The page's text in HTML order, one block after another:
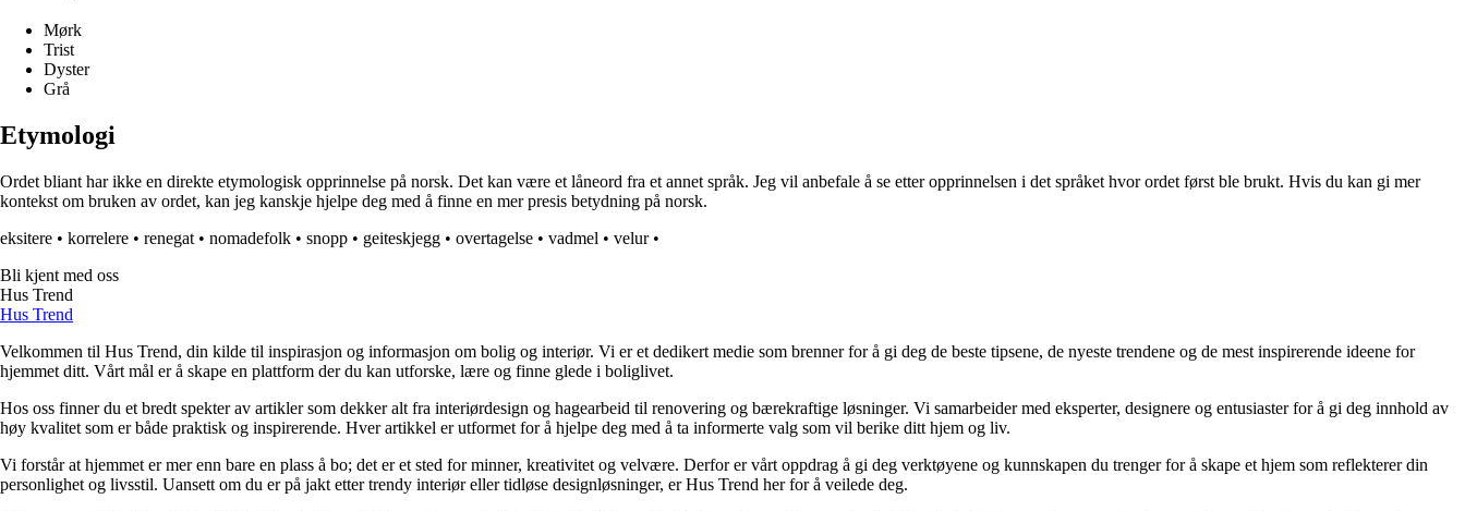
Mørk
Trist
Dyster
Grå
Etymologi
Ordet bliant har ikke en direkte etymologisk opprinnelse på norsk. Det kan være et låneord fra et annet språk. Jeg vil anbefale å se etter opprinnelsen i det språket hvor ordet først ble brukt. Hvis du kan gi mer
kontekst om bruken av ordet, kan jeg kanskje hjelpe deg med å finne en mer presis betydning på norsk.
eksitere • korrelere • renegat • nomadefolk • snopp • geiteskjegg • overtagelse • vadmel • velur•
Bli kjent med oss
Hus Trend
Hus Trend
Velkommen til Hus Trend, din kilde til inspirasjon og informasjon om bolig og interiør. Vi er et dedikert medie som brenner for å gi deg de beste tipsene, de nyeste trendene og de mest inspirerende ideene for
hjemmet ditt. Vårt mål er å skape en plattform der du kan utforske, lære og finne glede i boliglivet.
Hos oss finner du et bredt spekter av artikler som dekker alt fra interiørdesign og hagearbeid til renovering og bærekraftige løsninger. Vi samarbeider med eksperter, designere og entusiaster for å gi deg innhold av
høy kvalitet som er både praktisk og inspirerende. Hver artikkel er utformet for å hjelpe deg med å ta informerte valg som vil berike ditt hjem og liv.
Vi forstår at hjemmet er mer enn bare en plass å bo; det er et sted for minner, kreativitet og velvære. Derfor er vårt oppdrag å gi deg verktøyene og kunnskapen du trenger for å skape et hjem som reflekterer din
personlighet og livsstil. Uansett om du er på jakt etter trendy interiør eller tidløse designløsninger, er Hus Trend her for å veilede deg.